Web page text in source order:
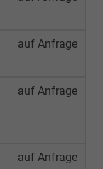
auf Anfrage
auf Anfrage
auf Anfrage